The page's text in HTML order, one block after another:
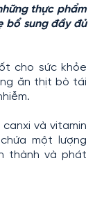
thực phẩm
bổ sung đầy đủ
cho sức khỏe
ăn thịt bò tái
và vitamin
một lượng
thành và phát